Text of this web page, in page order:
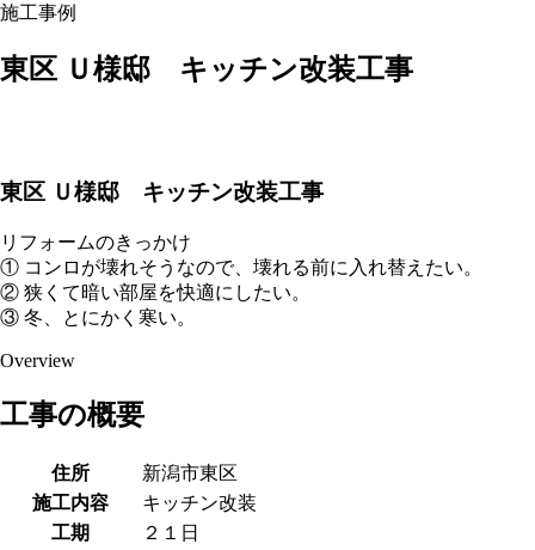
施工事例
東区 Ｕ様邸 キッチン改装工事
東区 Ｕ様邸 キッチン改装工事
リフォームのきっかけ
① コンロが壊れそうなので、壊れる前に入れ替えたい。
② 狭くて暗い部屋を快適にしたい。
③ 冬、とにかく寒い。
Overview
工事の概要
住所
新潟市東区
施工内容
キッチン改装
工期
２１日